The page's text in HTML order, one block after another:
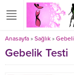
Anasayfa » Sağlık »
Gebelik Testi